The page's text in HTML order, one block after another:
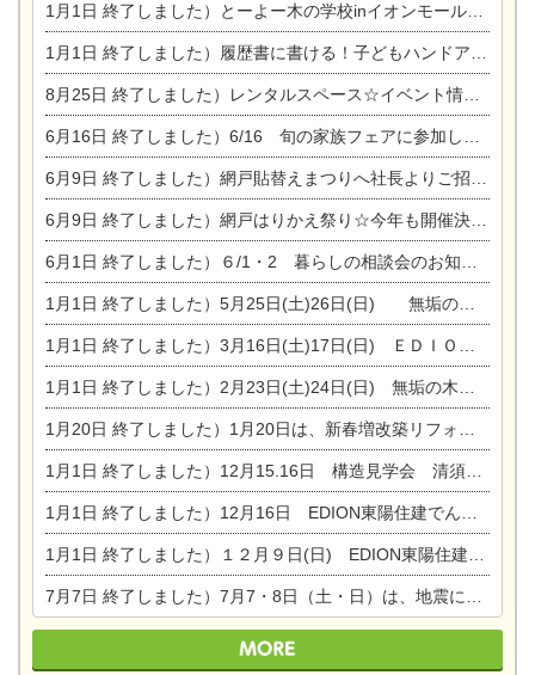
1月1日 終了しました）とーよー木の学校inイオンモール木曽川
1月1日 終了しました）履歴書に書ける！子どもハンドアロマ講座☆
8月25日 終了しました）レンタルスペース☆イベント情報☆チャイルドアロマセラピスト
6月16日 終了しました）6/16 旬の家族フェアに参加します☆
6月9日 終了しました）網戸貼替えまつりへ社長よりご招待です♪
6月9日 終了しました）網戸はりかえ祭り☆今年も開催決定！
6月1日 終了しました）６/1・2 暮らしの相談会のお知らせ
1月1日 終了しました）5月25日(土)26日(日) 無垢の木の家体感見学会開催☆
1月1日 終了しました）3月16日(土)17日(日) ＥＤＩＯＮ東陽住建でんき館 総決算まつり
1月1日 終了しました）2月23日(土)24日(日) 無垢の木の家 完成見学会
1月20日 終了しました）1月20日は、新春増改築リフォームまつり＆家の修理祭り＆家電まつりです。
1月1日 終了しました）12月15.16日 構造見学会 清須市西枇杷島町弁天
1月1日 終了しました）12月16日 EDION東陽住建でんき OPEN第二弾イベント！！
1月1日 終了しました）１２月９日(日) EDION東陽住建でんき館プレＯＰＥＮ！＆家の修理まつり
7月7日 終了しました）7月7・8日（土・日）は、地震に強くて安心！暮らしを楽しむ東濃ひのきの平屋の家体験見学会を開催します。ぜひお越しください。